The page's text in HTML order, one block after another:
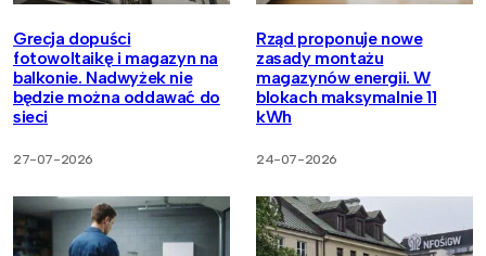
Grecja dopuści
fotowoltaikę i magazyn na
balkonie. Nadwyżek nie
będzie można oddawać do
sieci
27-07-2026
Rząd proponuje nowe
zasady montażu
magazynów energii. W
blokach maksymalnie 11
kWh
24-07-2026